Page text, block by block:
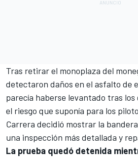
Tras retirar el monoplaza del
detectaron daños en el asfalto de
parecía haberse levantado tras
el riesgo que suponía para los
Carrera decidió mostrar la
una inspección más detallada y
La prueba quedó detenida